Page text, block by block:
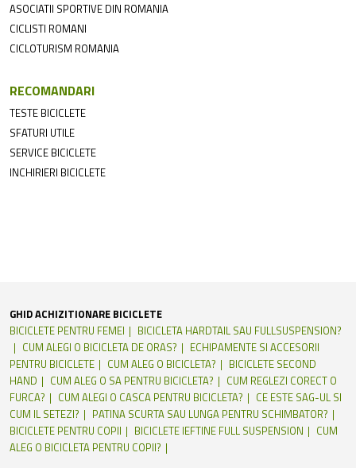
ASOCIATII SPORTIVE DIN ROMANIA
CICLISTI ROMANI
CICLOTURISM ROMANIA
RECOMANDARI
TESTE BICICLETE
SFATURI UTILE
SERVICE BICICLETE
INCHIRIERI BICICLETE
GHID ACHIZITIONARE BICICLETE
BICICLETE PENTRU FEMEI
BICICLETA HARDTAIL SAU FULLSUSPENSION?
CUM ALEGI O BICICLETA DE ORAS?
ECHIPAMENTE SI ACCESORII
PENTRU BICICLETE
CUM ALEG O BICICLETA?
BICICLETE SECOND
HAND
CUM ALEG O SA PENTRU BICICLETA?
CUM REGLEZI CORECT O
FURCA?
CUM ALEGI O CASCA PENTRU BICICLETA?
CE ESTE SAG-UL SI
CUM IL SETEZI?
PATINA SCURTA SAU LUNGA PENTRU SCHIMBATOR?
BICICLETE PENTRU COPII
BICICLETE IEFTINE FULL SUSPENSION
CUM
ALEG O BICICLETA PENTRU COPII?